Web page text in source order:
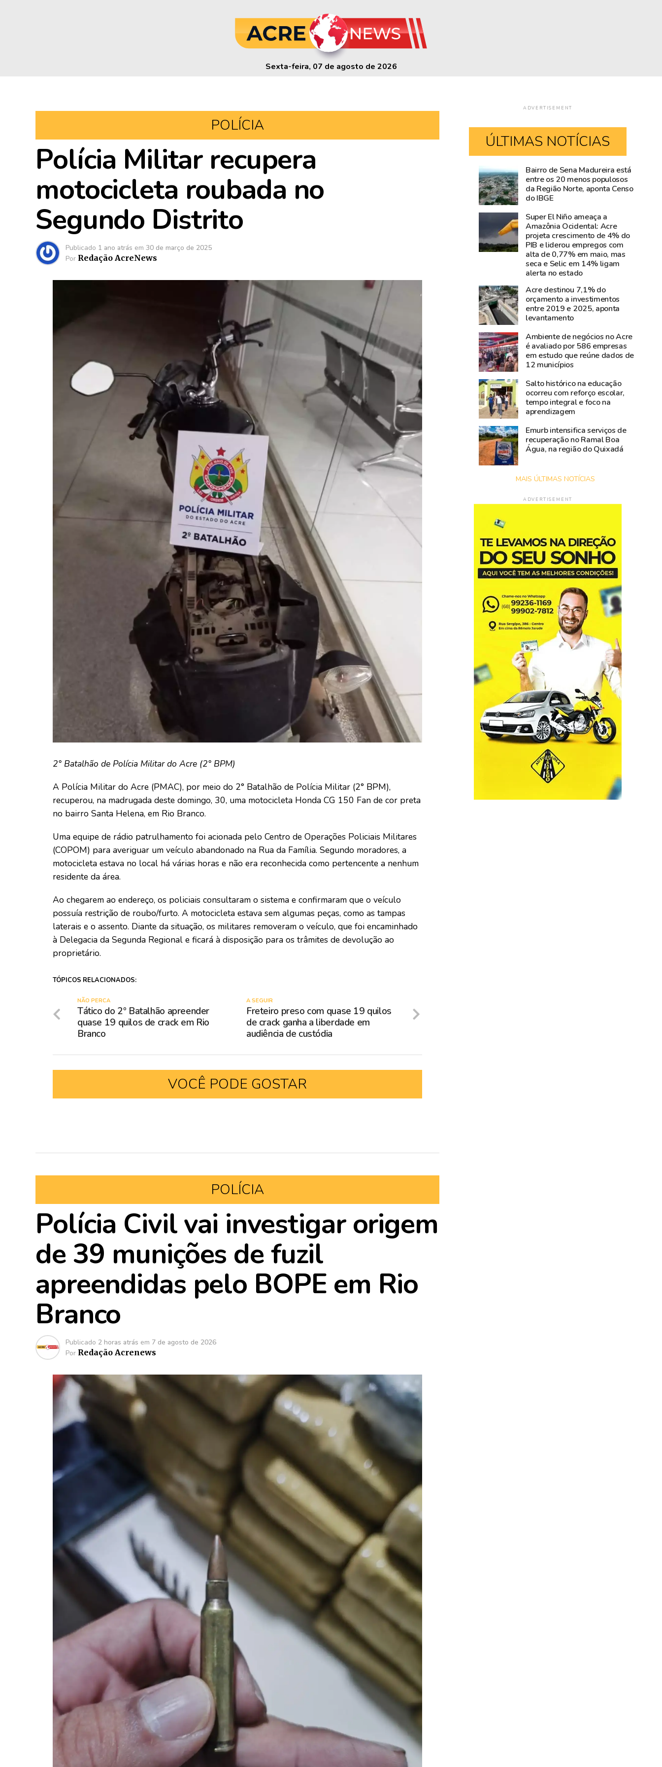
Sexta-feira, 07 de agosto de 2026
POLÍCIA
Polícia Militar recupera
motocicleta roubada no
Segundo Distrito
Publicado 1 ano atrás em 30 de março de 2025
Por Redação AcreNews
2° Batalhão de Polícia Militar do Acre (2° BPM)
A Polícia Militar do Acre (PMAC), por meio do 2° Batalhão de Polícia Militar (2° BPM),
recuperou, na madrugada deste domingo, 30, uma motocicleta Honda CG 150 Fan de cor preta
no bairro Santa Helena, em Rio Branco.
Uma equipe de rádio patrulhamento foi acionada pelo Centro de Operações Policiais Militares
(COPOM) para averiguar um veículo abandonado na Rua da Família. Segundo moradores, a
motocicleta estava no local há várias horas e não era reconhecida como pertencente a nenhum
residente da área.
Ao chegarem ao endereço, os policiais consultaram o sistema e confirmaram que o veículo
possuía restrição de roubo/furto. A motocicleta estava sem algumas peças, como as tampas
laterais e o assento. Diante da situação, os militares removeram o veículo, que foi encaminhado
à Delegacia da Segunda Regional e ficará à disposição para os trâmites de devolução ao
proprietário.
TÓPICOS RELACIONADOS:
A SEGUIR
Freteiro preso com quase 19 quilos
de crack ganha a liberdade em
audiência de custódia
NÃO PERCA
Tático do 2º Batalhão apreender
quase 19 quilos de crack em Rio
Branco
VOCÊ PODE GOSTAR
POLÍCIA
Polícia Civil vai investigar origem
de 39 munições de fuzil
apreendidas pelo BOPE em Rio
Branco
Publicado 2 horas atrás em 7 de agosto de 2026
Por Redação Acrenews
ADVERTISEMENT
ÚLTIMAS NOTÍCIAS
Blog
do
Accioly:
Tarauacá
Carlos
Pinto,
Shampoo
Esperança
símbolo
do
empreendedorismo
amazônico
Visitantes
tiram
proveito
do
parque
de
diversão
entre
frequentadores,
crianças,
jovens
adultos
Bairro de Sena Madureira está
entre os 20 menos populosos
da Região Norte, aponta Censo
do IBGE
Super El Niño ameaça a
Amazônia Ocidental: Acre
projeta crescimento de 4% do
PIB e liderou empregos com
alta de 0,77% em maio, mas
seca e Selic em 14% ligam
alerta no estado
Acre destinou 7,1% do
orçamento a investimentos
entre 2019 e 2025, aponta
levantamento
Ambiente de negócios no Acre
é avaliado por 586 empresas
em estudo que reúne dados de
12 municípios
Salto histórico na educação
ocorreu com reforço escolar,
tempo integral e foco na
aprendizagem
Emurb intensifica serviços de
recuperação no Ramal Boa
Água, na região do Quixadá
MAIS ÚLTIMAS NOTÍCIAS
ADVERTISEMENT